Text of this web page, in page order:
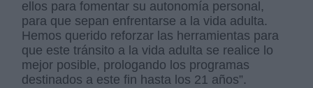
ellos para fomentar su autonomía personal,
para que sepan enfrentarse a la vida adulta.
Hemos querido reforzar las herramientas para
que este tránsito a la vida adulta se realice lo
mejor posible, prologando los programas
destinados a este fin hasta los 21 años”.